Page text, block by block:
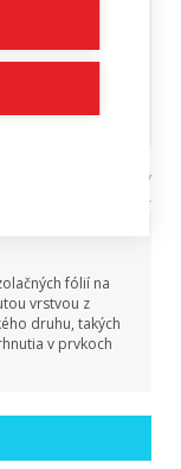
páska
tesniace pásky
fólií na
vrstvou z
druhu, takých
v prvkoch